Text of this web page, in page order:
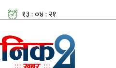
१३ : ०४ : २२
सामाजिक संजालतिर: